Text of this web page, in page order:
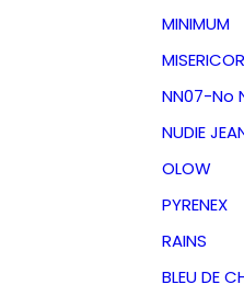
MINIMUM
NN07-No
NUDIE
OLOW
PYRENEX
RAINS
BLEU DE